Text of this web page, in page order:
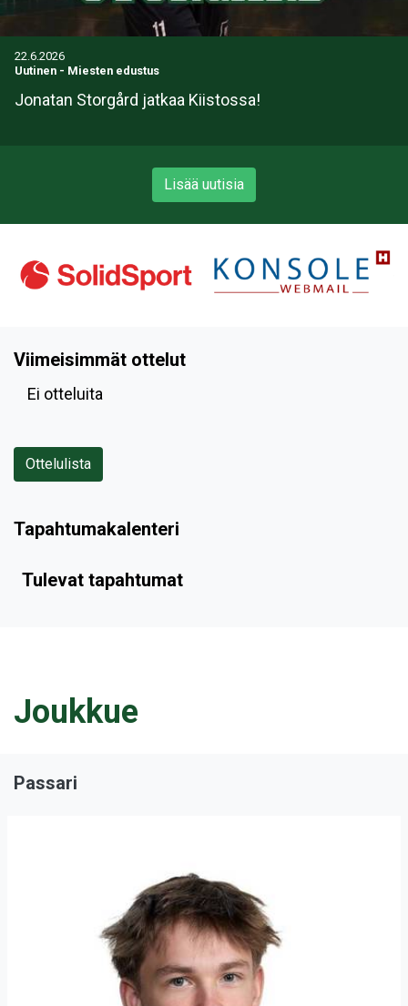
22.6.2026
Uutinen - Miesten edustus
Jonatan Storgård jatkaa Kiistossa!
Lisää uutisia
Viimeisimmät ottelut
Ei otteluita
Ottelulista
Tapahtumakalenteri
Tulevat tapahtumat
Joukkue
Passari